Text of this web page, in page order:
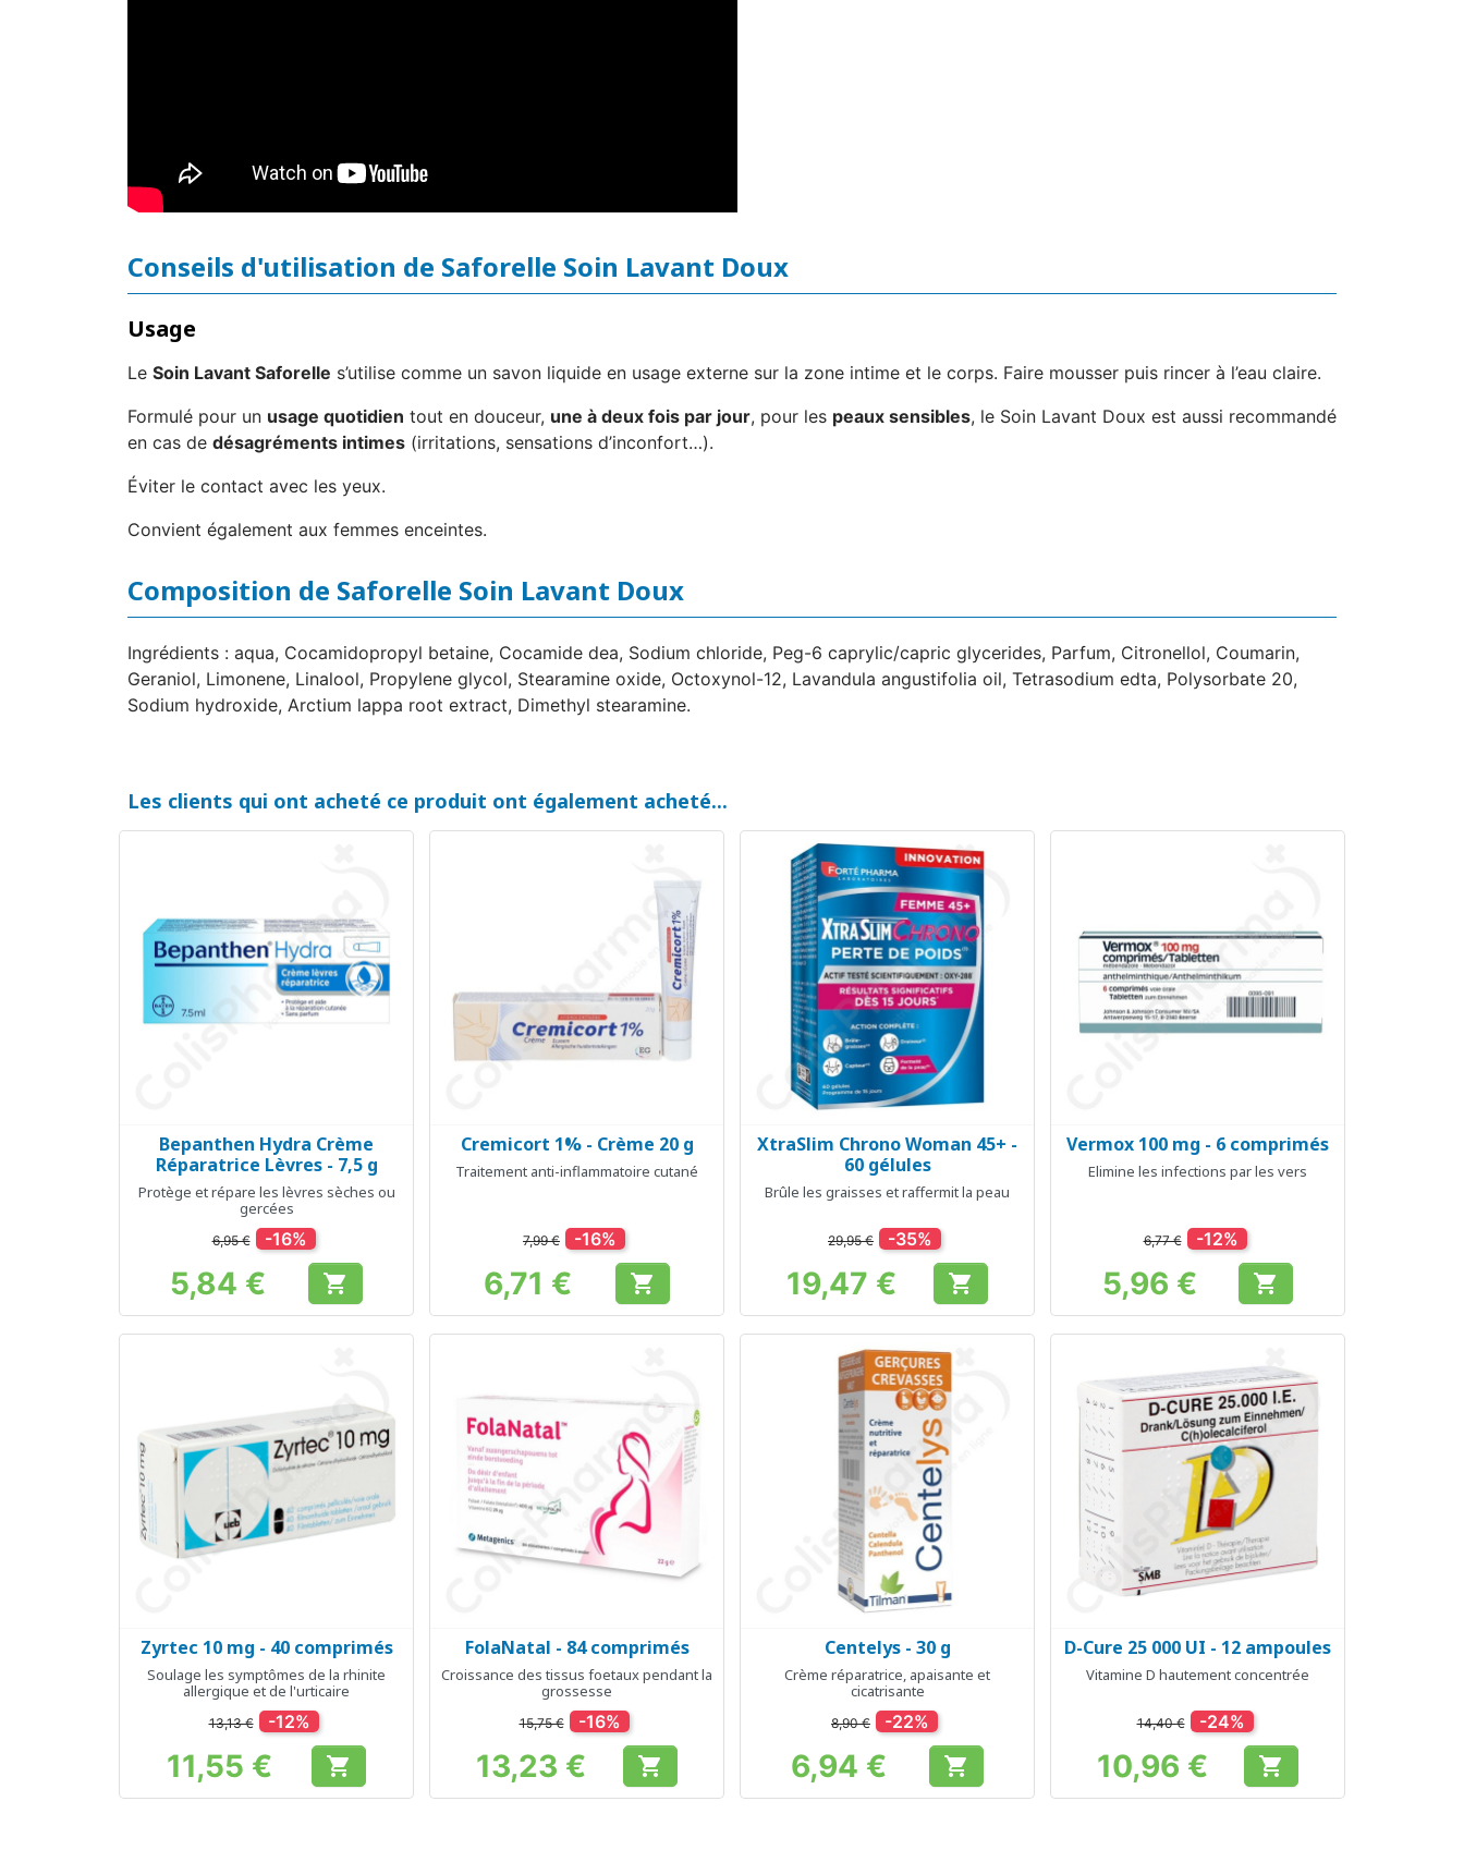
Conseils d'utilisation de Saforelle Soin Lavant Doux
Usage
Le Soin Lavant Saforelle s’utilise comme un savon liquide en usage externe sur la zone intime et le corps. Faire mousser puis rincer à l’eau claire.
Formulé pour un usage quotidien tout en douceur, une à deux fois par jour, pour les peaux sensibles, le Soin Lavant Doux est aussi recommandé
en cas de désagréments intimes (irritations, sensations d’inconfort…).
Éviter le contact avec les yeux.
Convient également aux femmes enceintes.
Composition de Saforelle Soin Lavant Doux
Ingrédients : aqua, Cocamidopropyl betaine, Cocamide dea, Sodium chloride, Peg-6 caprylic/capric glycerides, Parfum, Citronellol, Coumarin,
Geraniol, Limonene, Linalool, Propylene glycol, Stearamine oxide, Octoxynol-12, Lavandula angustifolia oil, Tetrasodium edta, Polysorbate 20,
Sodium hydroxide, Arctium lappa root extract, Dimethyl stearamine.
Les clients qui ont acheté ce produit ont également acheté...
Aperçu rapide
Bepanthen Hydra Crème
Réparatrice Lèvres - 7,5 g
Protège et répare les lèvres sèches ou
gercées
6,95 € -16%
5,84 € 
Aperçu rapide
Cremicort 1% - Crème 20 g
Traitement anti-inflammatoire cutané
7,99 € -16%
6,71 € 
Aperçu rapide
XtraSlim Chrono Woman 45+ -
60 gélules
Brûle les graisses et raffermit la peau
29,95 € -35%
Prix
19,47 € 
Aperçu rapide
Vermox 100 mg - 6 comprimés
Elimine les infections par les vers
6,77 € -12%
5,96 € 
Aperçu rapide
Zyrtec 10 mg - 40 comprimés
Soulage les symptômes de la rhinite
allergique et de l'urticaire
13,13 € -12%
Prix
11,55 € 
Aperçu rapide
FolaNatal - 84 comprimés
Croissance des tissus foetaux pendant la
grossesse
15,75 € -16%
Prix
13,23 € 
Aperçu rapide
Centelys - 30 g
Crème réparatrice, apaisante et
cicatrisante
8,90 € -22%
6,94 € 
 Aperçu rapide
D-Cure 25 000 UI - 12 ampoules
Vitamine D hautement concentrée
14,40 € -24%
Prix
10,96 € 